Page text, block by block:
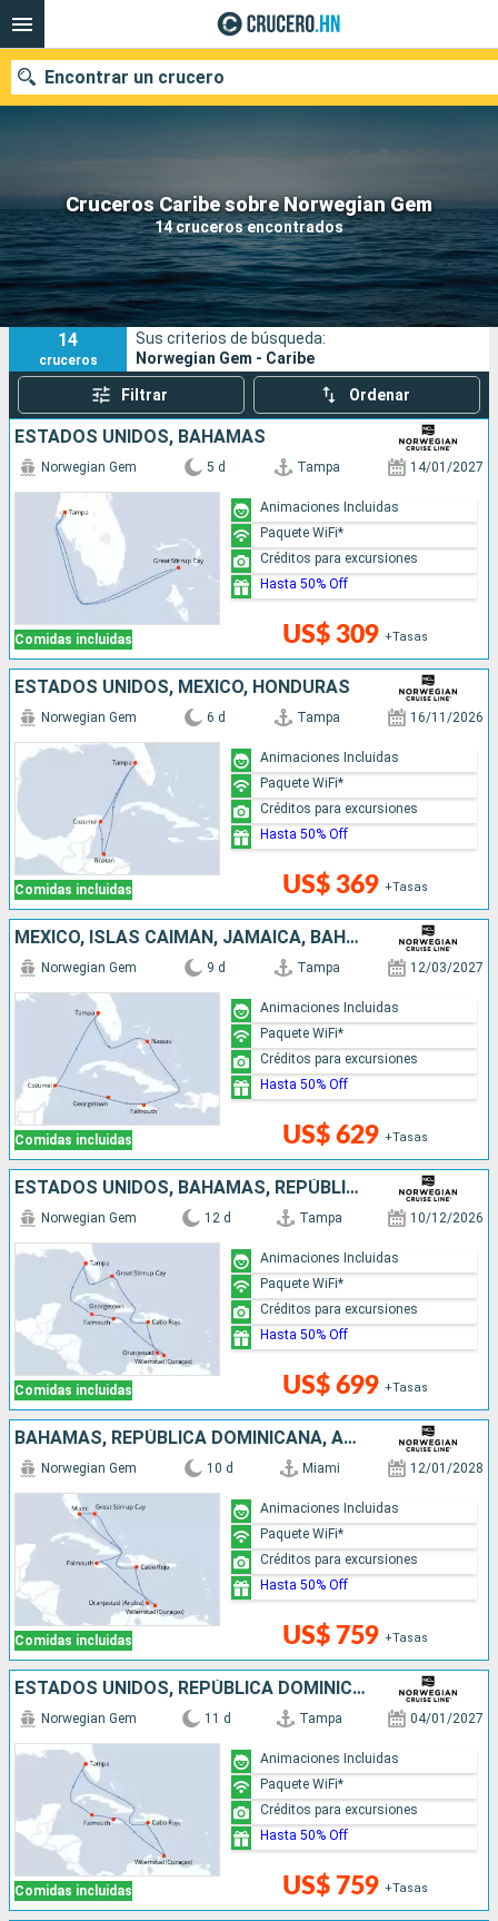
Cruceros Caribe sobre Norwegian Gem
14 cruceros encontrados
Encontrar un crucero
Nuestros destinos
Fecha de salida
Puertos Compañías
Buscar
14
cruceros
Sus criterios de búsqueda:
Norwegian Gem - Caribe
Filtrar Ordenar
ESTADOS UNIDOS, BAHAMAS
Comidas incluidas
Norwegian Gem 5 d Tampa 14/01/2027
US$ 309 +Tasas
Animaciones Incluidas
Paquete WiFi*
Créditos para excursiones
Hasta 50% Off
ESTADOS UNIDOS, MÉXICO, HONDURAS
Comidas incluidas
Norwegian Gem 6 d Tampa 16/11/2026
US$ 369 +Tasas
Animaciones Incluidas
Paquete WiFi*
Créditos para excursiones
Hasta 50% Off
MÉXICO, ISLAS CAIMÁN, JAMAICA, BAHAMAS, ESTADOS UNIDOS
Comidas incluidas
Norwegian Gem 9 d Tampa 12/03/2027
US$ 629 +Tasas
Animaciones Incluidas
Paquete WiFi*
Créditos para excursiones
Hasta 50% Off
ESTADOS UNIDOS, BAHAMAS, REPÚBLICA DOMINICANA, ARUBA, JAMAICA, ISLAS CAIMÁN
Comidas incluidas
Norwegian Gem 12 d Tampa 10/12/2026
US$ 699 +Tasas
Animaciones Incluidas
Paquete WiFi*
Créditos para excursiones
Hasta 50% Off
BAHAMAS, REPÚBLICA DOMINICANA, ARUBA, JAMAICA, ESTADOS UNIDOS
Comidas incluidas
Norwegian Gem 10 d Miami 12/01/2028
US$ 759 +Tasas
Animaciones Incluidas
Paquete WiFi*
Créditos para excursiones
Hasta 50% Off
ESTADOS UNIDOS, REPÚBLICA DOMINICANA, JAMAICA, ISLAS CAIMÁN
Comidas incluidas
Norwegian Gem 11 d Tampa 04/01/2027
US$ 759 +Tasas
Animaciones Incluidas
Paquete WiFi*
Créditos para excursiones
Hasta 50% Off